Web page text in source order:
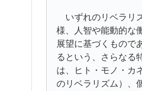
いずれのリベラリ
様、人智や能動的な
展望に基づくもので
るという、さらなる
は、ヒト・モノ・カ
のリベラリズム）、